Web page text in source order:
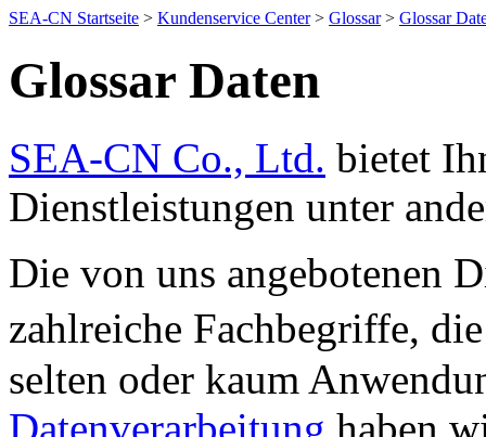
SEA-CN Startseite > Kundenservice Center> Glossar> Glossar
Glossar Daten
SEA-CN Co., Ltd. bietet
Dienstleistungen unter
Die von uns angebotenen
zahlreiche Fachbegriffe,
selten oder kaum
Datenverarbeitung haben